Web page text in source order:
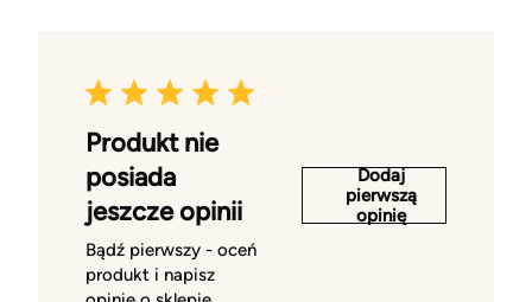
Produkt nie
posiada
jeszcze opinii
Bądź pierwszy - oceń
produkt i napisz
Dodaj
pierwszą
opinię